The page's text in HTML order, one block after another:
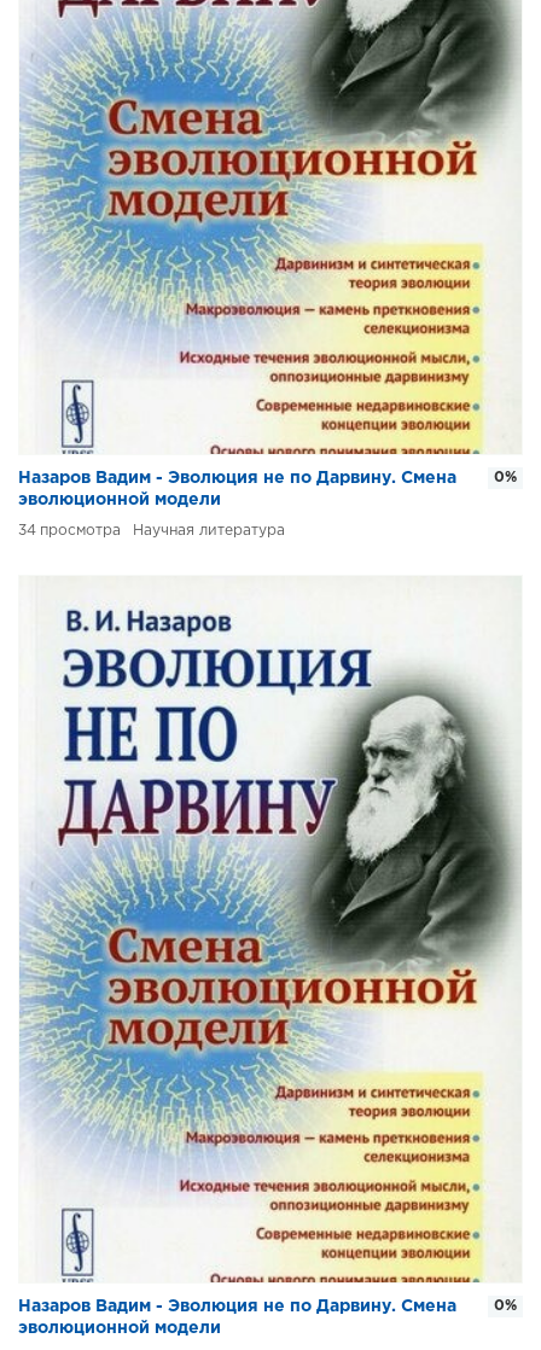
Назаров Вадим - Эволюция не по Дарвину. Смена
эволюционной модели
34 Научная литература
0%
Назаров Вадим - Эволюция не по Дарвину. Смена
эволюционной модели
0%